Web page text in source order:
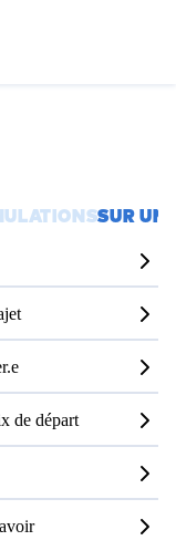
SUR UN
de départ